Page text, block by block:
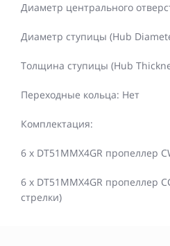
Диаметр центрального
Диаметр ступицы (Hub
Толщина ступицы (Hub
Переходные кольца: Нет
Комплектация:
6 x DT51MMX4GR пропеллер
6 x DT51MMX4GR пропеллер
стрелки)